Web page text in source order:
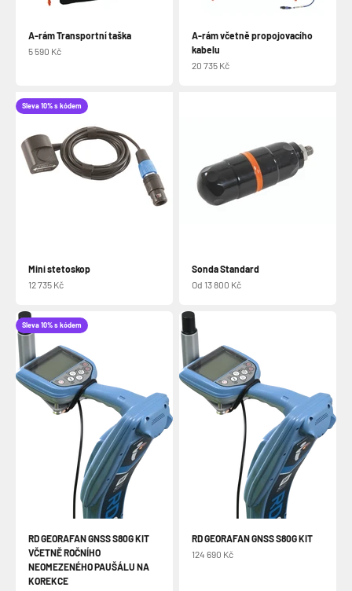
A-rám Transportní taška
Prodejní cena
5 590 Kč
A-rám včetně propojovacího
kabelu
Prodejní cena
20 735 Kč
Sleva 10% s kódem
Mini stetoskop
Prodejní cena
12 735 Kč
Sonda Standard
Prodejní cena
Od 13 800 Kč
Sleva 10% s kódem
RD GEORAFAN GNSS S80G KIT
VČETNĚ ROČNÍHO
NEOMEZENÉHO PAUŠÁLU NA
KOREKCE
RD GEORAFAN GNSS S80G KIT
Prodejní cena
124 690 Kč